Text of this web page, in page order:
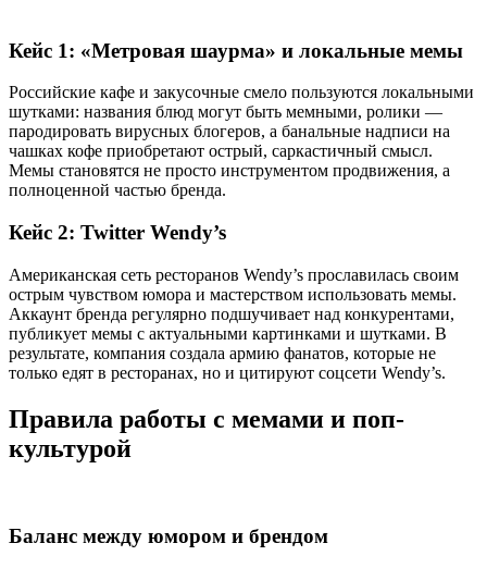
Кейс 1: «Метровая шаурма» и локальные мемы
Российские кафе и закусочные смело пользуются локальными
шутками: названия блюд могут быть мемными, ролики —
пародировать вирусных блогеров, а банальные надписи на
чашках кофе приобретают острый, саркастичный смысл.
Мемы становятся не просто инструментом продвижения, а
полноценной частью бренда.
Кейс 2: Twitter Wendy’s
Американская сеть ресторанов Wendy’s прославилась своим
острым чувством юмора и мастерством использовать мемы.
Аккаунт бренда регулярно подшучивает над конкурентами,
публикует мемы с актуальными картинками и шутками. В
результате, компания создала армию фанатов, которые не
только едят в ресторанах, но и цитируют соцсети Wendy’s.
Правила работы с мемами и поп-
культурой
Баланс между юмором и брендом